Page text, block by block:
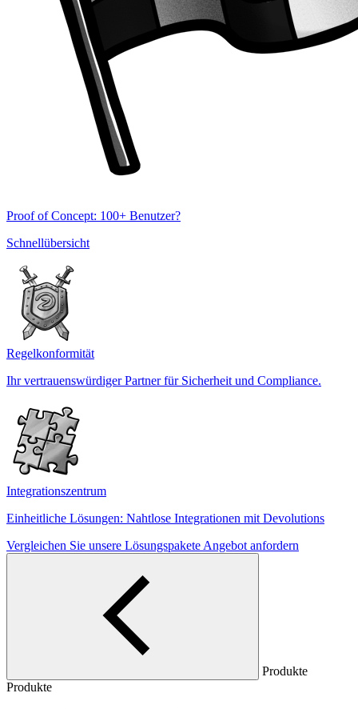
Proof of Concept: 100+ Benutzer?
Schnellübersicht
Regelkonformität
Ihr vertrauenswürdiger Partner für Sicherheit und Compliance.
Integrationszentrum
Einheitliche Lösungen: Nahtlose Integrationen mit Devolutions
Vergleichen Sie unsere Lösungspakete Angebot anfordern
Produkte
Produkte